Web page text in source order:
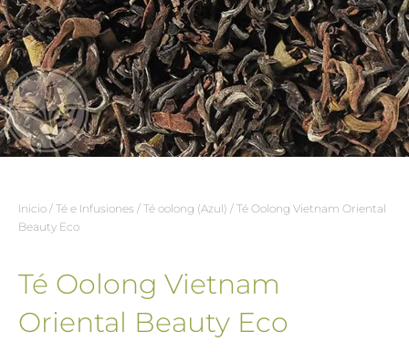
Inicio / Té e Infusiones / Té oolong (Azul) / Té Oolong Vietnam Oriental
Beauty Eco
Té Oolong Vietnam
Oriental Beauty Eco